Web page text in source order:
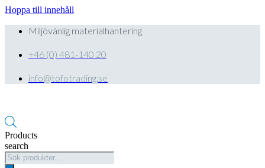
Hoppa till innehåll
Miljövänlig materialhantering
+46 (0) 481-140 20
info@tofotrading.se
Products
search